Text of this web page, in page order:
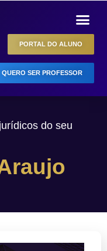
PORTAL DO ALUNO
QUERO SER PROFESSOR
do seu